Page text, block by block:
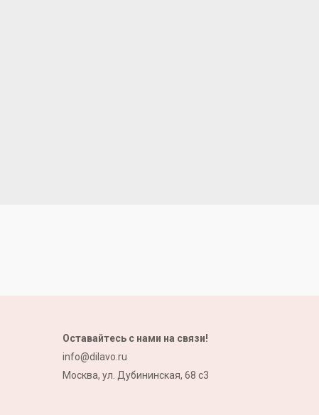
Оставайтесь с нами на связи!
info@dilavo.ru
Москва, ул. Дубининская, 68 с3